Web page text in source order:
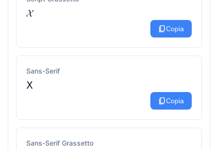
𝓧
content_copyCopia
Sans-Serif
𝖷
content_copyCopia
Sans-Serif Grassetto